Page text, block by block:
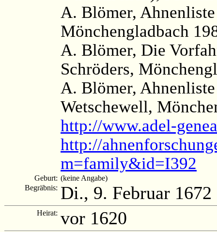
A. Blömer,
Mönchengladbach
A. Blömer, Die
Schröders,
A. Blömer,
Wetschewell,
http://www.adel-
http://
m=family&id=I392
Geburt: (keine Angabe)
Begräbnis: Di., 9. Februar 1672
Heirat: vor 1620